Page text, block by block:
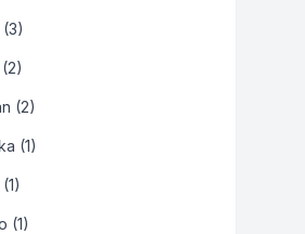
(2)
(1)
(1)